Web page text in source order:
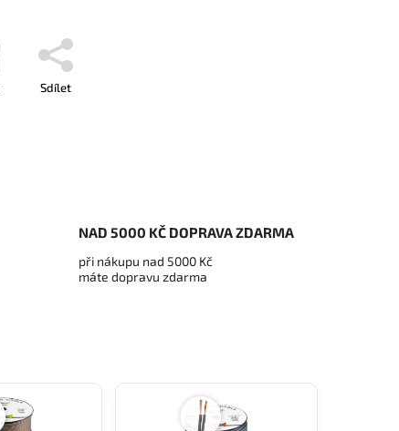
Sdílet
NAD 5000 KČ DOPRAVA ZDARMA
při nákupu nad 5000 Kč
máte dopravu zdarma